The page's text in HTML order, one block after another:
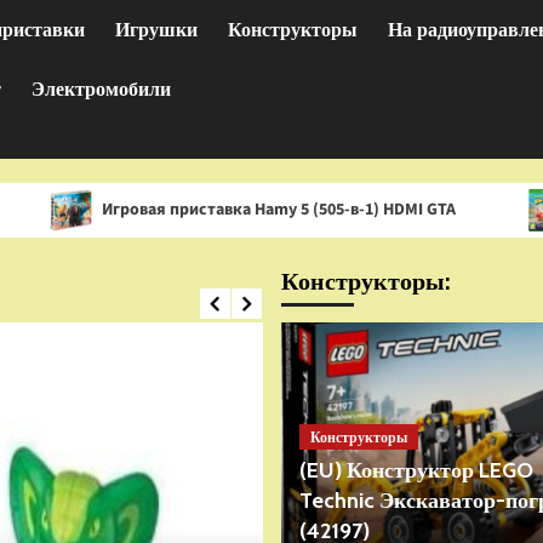
Игрушки Конструкторы На
Электромобили
приставка Hamy 5 (505-в-1) HDMI GTA Игра
Конструкторы:
Конструкторы
(EU) Конструктор LEGO
Technic Экскаватор-
(42197)